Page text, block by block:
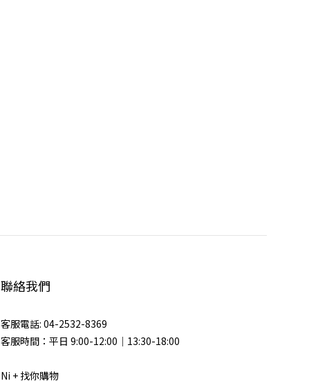
聯絡我們
客服電話: 04-2532-8369
客服時間：平日 9:00-12:00｜13:30-18:00
Ni + 找你購物